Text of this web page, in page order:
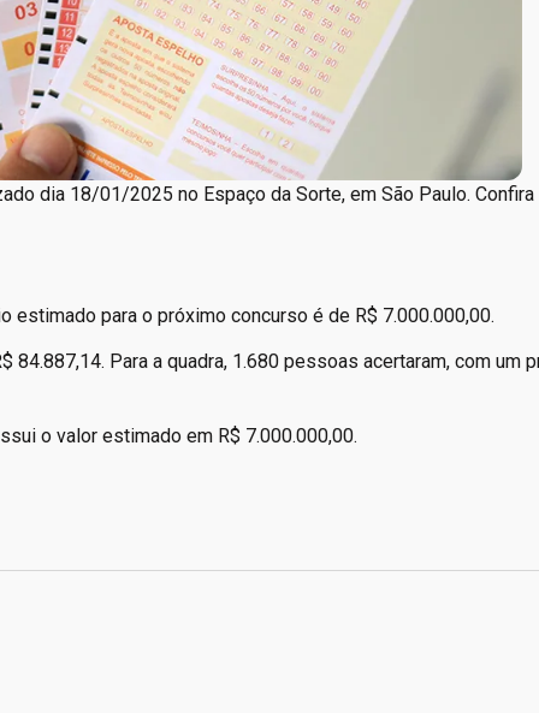
dia 18/01/2025 no Espaço da Sorte, em São Paulo.
para o próximo concurso é de R$ 7.000.000,00.
84.887,14. Para a quadra, 1.680 pessoas acertaram, com um
o valor estimado em R$ 7.000.000,00.